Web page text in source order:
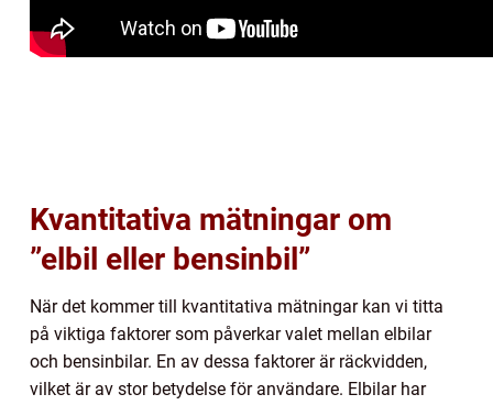
Kvantitativa mätningar om
”elbil eller bensinbil”
När det kommer till kvantitativa mätningar kan vi titta
på viktiga faktorer som påverkar valet mellan elbilar
och bensinbilar. En av dessa faktorer är räckvidden,
vilket är av stor betydelse för användare. Elbilar har